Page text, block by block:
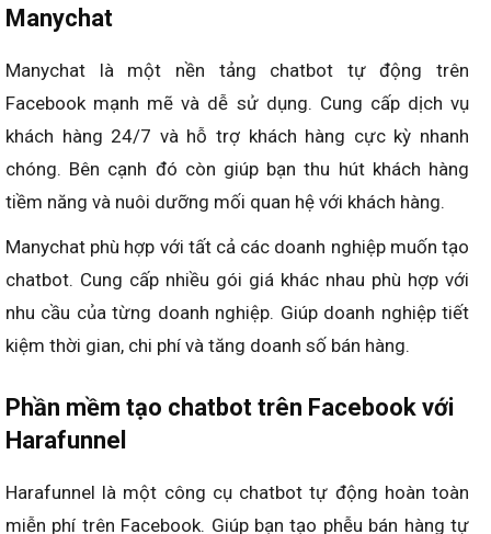
Manychat
Manychat là một nền tảng chatbot tự động trên
Facebook mạnh mẽ và dễ sử dụng. Cung cấp dịch vụ
khách hàng 24/7 và hỗ trợ khách hàng cực kỳ nhanh
chóng. Bên cạnh đó còn giúp bạn thu hút khách hàng
tiềm năng và nuôi dưỡng mối quan hệ với khách hàng.
Manychat phù hợp với tất cả các doanh nghiệp muốn tạo
chatbot. Cung cấp nhiều gói giá khác nhau phù hợp với
nhu cầu của từng doanh nghiệp. Giúp doanh nghiệp tiết
kiệm thời gian, chi phí và tăng doanh số bán hàng.
Phần mềm tạo chatbot trên Facebook với
Harafunnel
Harafunnel là một công cụ chatbot tự động hoàn toàn
miễn phí trên Facebook. Giúp bạn tạo phễu bán hàng tự